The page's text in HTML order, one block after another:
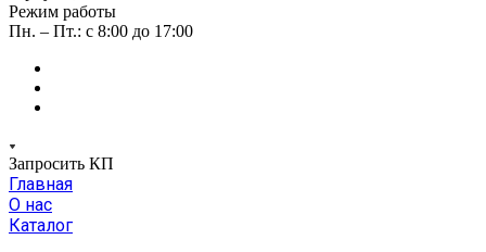
Режим работы
Пн. – Пт.: с 8:00 до 17:00
Запросить КП
Главная
О нас
Каталог